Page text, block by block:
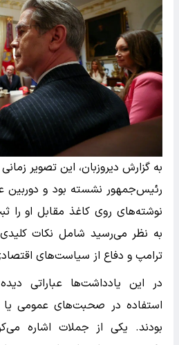
به گزارش دیروزبان، این تصویر
رئیس‌جمهور نشسته بود و دوربین
نوشته‌های روی کاغذ مقابل او را
به نظر می‌رسید شامل نکات
ترامپ و دفاع از سیاست‌های
در این یادداشت‌ها عباراتی
استفاده در صحبت‌های عمومی یا
بودند. یکی از جملات اشاره